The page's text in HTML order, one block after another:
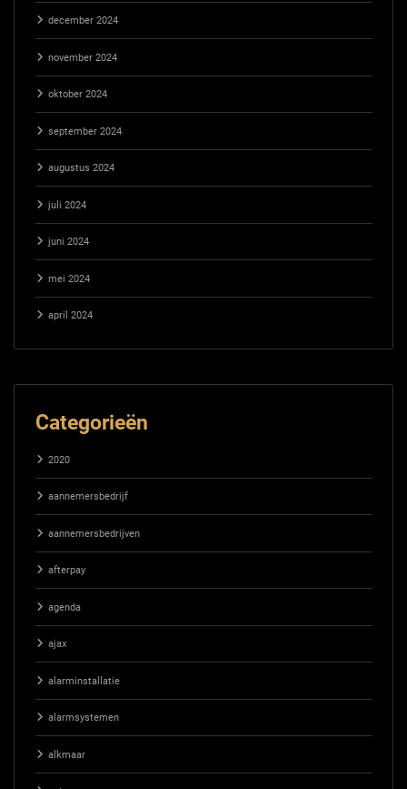
december 2024
november 2024
oktober 2024
september 2024
augustus 2024
juli 2024
juni 2024
mei 2024
april 2024
Categorieën
2020
aannemersbedrijf
aannemersbedrijven
afterpay
agenda
ajax
alarminstallatie
alarmsystemen
alkmaar